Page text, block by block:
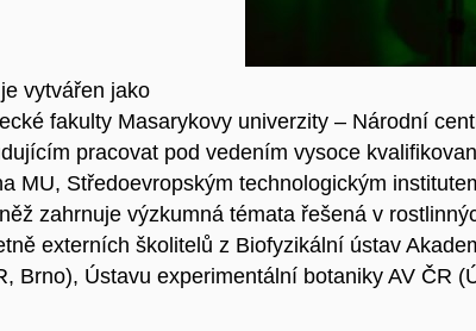
vytvářen jako
fakulty Masarykovy univerzity – Národní
pracovat pod vedením vysoce
MU, Středoevropským technologickým
zahrnuje výzkumná témata řešená v
externích školitelů z Biofyzikální ústav
Brno), Ústavu experimentální botaniky AV ČR